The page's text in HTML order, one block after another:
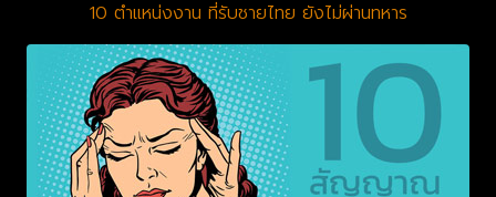
10 ตำแหน่งงาน ที่รับชายไทย ยังไม่ผ่านทหาร